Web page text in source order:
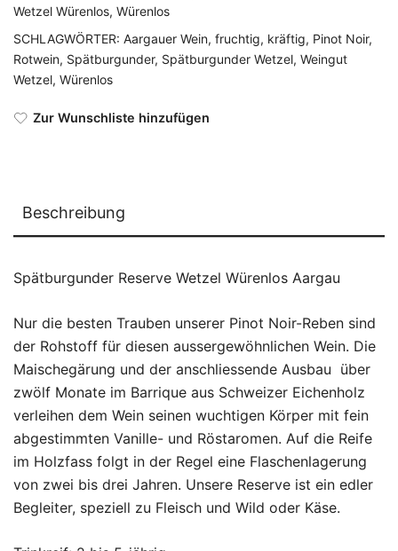
Wetzel Würenlos, Würenlos
SCHLAGWÖRTER: Aargauer Wein, fruchtig, kräftig, Pinot Noir,
Rotwein, Spätburgunder, Spätburgunder Wetzel, Weingut
Wetzel, Würenlos
Zur Wunschliste hinzufügen
Beschreibung
Spätburgunder Reserve Wetzel Würenlos Aargau
Nur die besten Trauben unserer Pinot Noir-Reben sind
der Rohstoff für diesen aussergewöhnlichen Wein. Die
Maischegärung und der anschliessende Ausbau über
zwölf Monate im Barrique aus Schweizer Eichenholz
verleihen dem Wein seinen wuchtigen Körper mit fein
abgestimmten Vanille- und Röstaromen. Auf die Reife
im Holzfass folgt in der Regel eine Flaschenlagerung
von zwei bis drei Jahren. Unsere Reserve ist ein edler
Begleiter, speziell zu Fleisch und Wild oder Käse.